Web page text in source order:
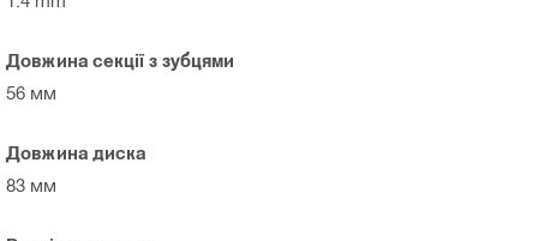
Довжина секції з зубцями
56 мм
Довжина диска
83 мм